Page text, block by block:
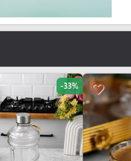
favorite_border
-33%